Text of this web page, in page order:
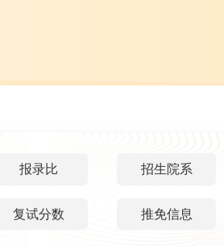
报录比 招生院系
复试分数 推免信息